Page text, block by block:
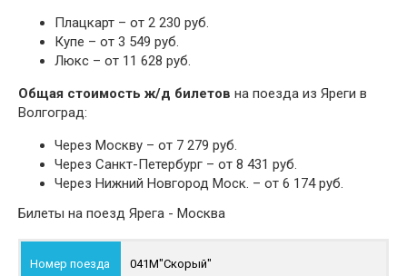
Плацкарт – от 2 230 руб.
Купе – от 3 549 руб.
Люкс – от 11 628 руб.
Общая стоимость ж/д билетов на поезда из Яреги в
Волгоград:
Через Москву – от 7 279 руб.
Через Санкт-Петербург – от 8 431 руб.
Через Нижний Новгород Моск. – от 6 174 руб.
Билеты на поезд Ярега - Москва
041М"Скорый"